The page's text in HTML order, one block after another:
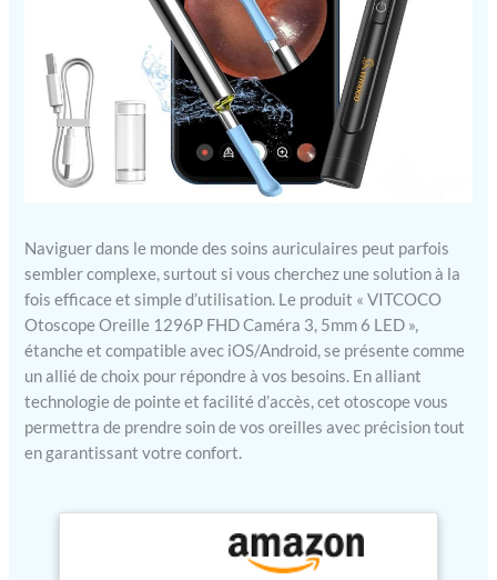
Naviguer dans le monde des soins auriculaires peut parfois
sembler complexe, surtout si vous cherchez une solution à la
fois efficace et simple d’utilisation. Le produit « VITCOCO
Otoscope Oreille 1296P FHD Caméra 3, 5mm 6 LED »,
étanche et compatible avec iOS/Android, se présente comme
un allié de choix pour répondre à vos besoins. En alliant
technologie de pointe et facilité d’accès, cet otoscope vous
permettra de prendre soin de vos oreilles avec précision tout
en garantissant votre confort.